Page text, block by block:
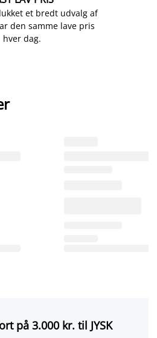
et bredt udvalg af
den samme lave pris
hver dag.
på 3.000 kr. til JYSK